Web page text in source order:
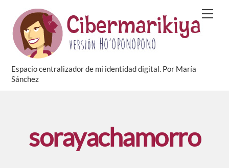
content
Espacio centralizador de mi identidad digital. Por María
Sánchez
sorayachamorro